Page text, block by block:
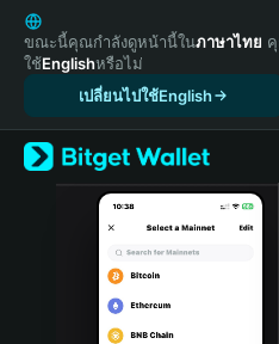
English
日本語
Tiếng Việt
Español (Latinoamérica)
Türkçe
Italiano
Português (Portugal)
ขณะนี้คุณกำลังดูหน้านี้ในภาษาไทย
ใช้Englishหรือไม่
เปลี่ยนไปใช้English